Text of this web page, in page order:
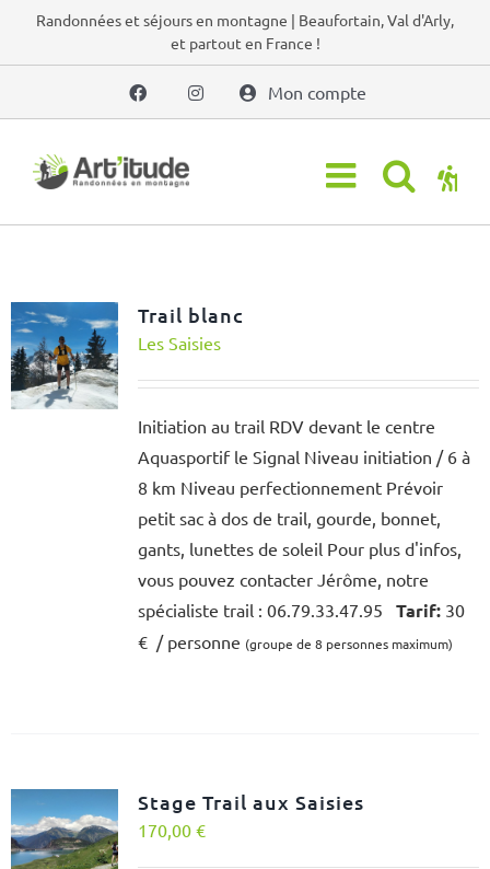
PasserRandonnées et séjours en montagne | Beaufortain, Val d'Arly,
et partout en France !
Mon compte
Trail blanc
Les Saisies
Initiation au trail RDV devant le centre
Aquasportif le Signal Niveau initiation / 6 à
8 km Niveau perfectionnement Prévoir
petit sac à dos de trail, gourde, bonnet,
gants, lunettes de soleil Pour plus d'infos,
vous pouvez contacter Jérôme, notre
spécialiste trail : 06.79.33.47.95
Tarif:30
€ / personne (groupe de 8 personnes maximum)
Stage Trail aux Saisies
170,00 €